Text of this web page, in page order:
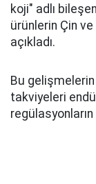
koji" adlı
ürünlerin Çin
açıkladı.
Bu gelişmelerin
takviyeleri